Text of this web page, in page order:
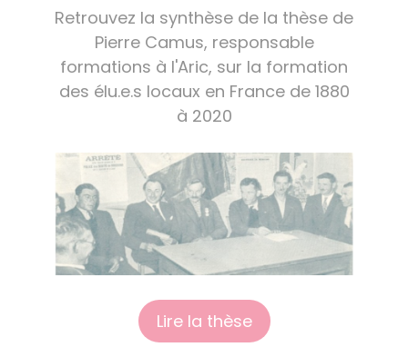
Retrouvez la synthèse de la thèse de
Pierre Camus, responsable
formations à l'Aric, sur la formation
des élu.e.s locaux en France de 1880
à 2020
Lire la thèse